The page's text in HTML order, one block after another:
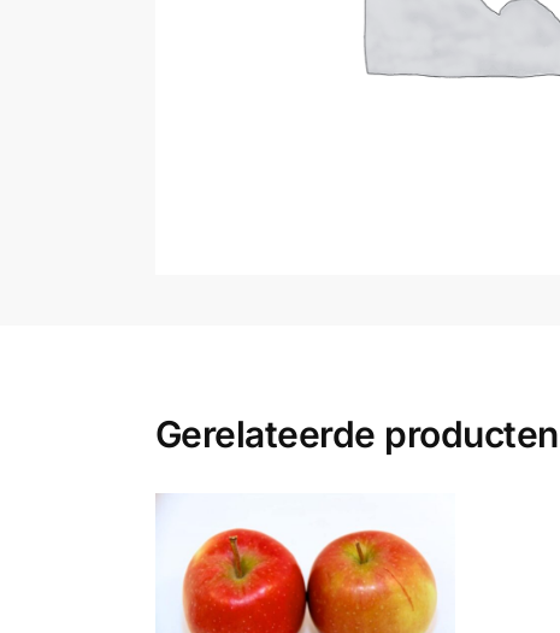
Gerelateerde producten